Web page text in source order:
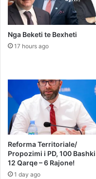
Nga Beketi te Bexheti
17 hours ago
Reforma Territoriale/
Propozimi i PD, 100 Bashki
12 Qarqe – 6 Rajone!
1 day ago